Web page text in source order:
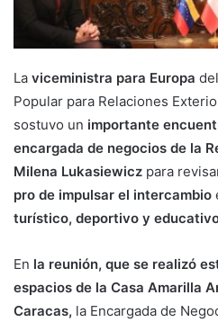
La viceministra para Europa
Popular para Relaciones
sostuvo un importante
encargada de negocios de la
Milena Lukasiewicz para
pro de impulsar el intercambio
turístico, deportivo y
En la reunión, que se realizó
espacios de la Casa Amarilla
Caracas, la Encargada de